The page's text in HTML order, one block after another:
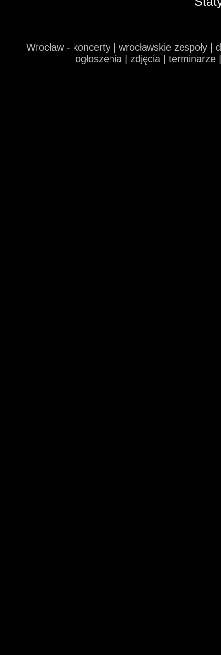
Wrocław - koncerty | wrocławskie zespoły
ogłoszenia | zdjęcia |